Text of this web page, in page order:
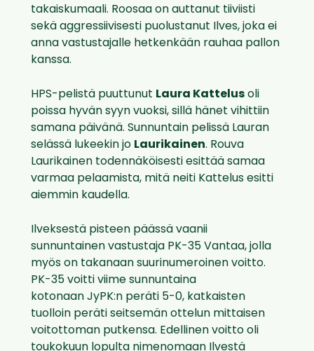
takaiskumaali. Roosaa on auttanut tiiviisti
sekä aggressiivisesti puolustanut Ilves, joka ei
anna vastustajalle hetkenkään rauhaa pallon
kanssa.
HPS-pelistä puuttunut Laura Kattelus oli
poissa hyvän syyn vuoksi, sillä hänet vihittiin
samana päivänä. Sunnuntain pelissä Lauran
selässä lukeekin jo Laurikainen. Rouva
Laurikainen todennäköisesti esittää samaa
varmaa pelaamista, mitä neiti Kattelus esitti
aiemmin kaudella.
Ilveksestä pisteen päässä vaanii
sunnuntainen vastustaja PK-35 Vantaa, jolla
myös on takanaan suurinumeroinen voitto.
PK-35 voitti viime sunnuntaina
kotonaan JyPK:n peräti 5-0, katkaisten
tuolloin peräti seitsemän ottelun mittaisen
voitottoman putkensa. Edellinen voitto oli
toukokuun lopulta nimenomaan Ilvestä